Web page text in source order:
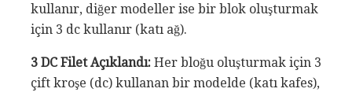
kullanır, diğer modeller ise bir blok oluşturmak
için 3 dc kullanır (katı ağ).
3 DC Filet Açıklandı: Her bloğu oluşturmak için 3
çift kroşe (dc) kullanan bir modelde (katı kafes),